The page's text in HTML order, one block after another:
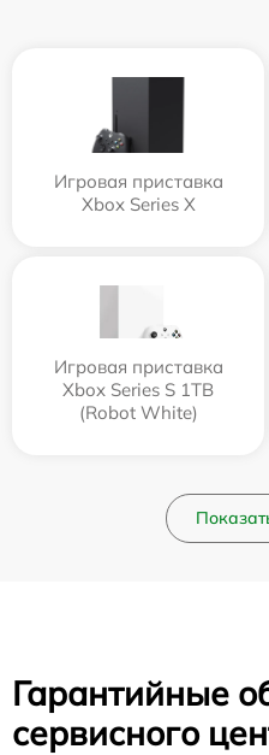
Игровая приставка
Xbox Series X
Игровая приставка
Xbox Series S 1TB
(Robot White)
Гарантийные
сервисного